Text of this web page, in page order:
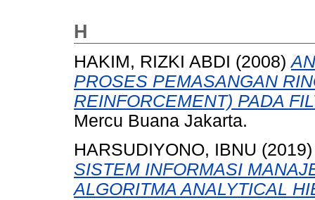
H
HAKIM, RIZKI ABDI (2008)
PROSES PEMASANGAN
REINFORCEMENT) PADA
Mercu Buana Jakarta.
HARSUDIYONO, IBNU
SISTEM INFORMASI
ALGORITMA ANALYTICAL